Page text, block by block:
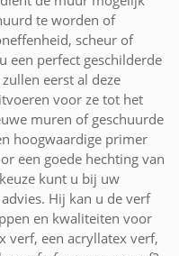
te worden of
scheur of
een perfect geschilderde
eerst al deze
voor ze tot het
muren of geschuurde
hoogwaardige primer
een goede hechting van
kunt u bij uw
Hij kan u de verf
en kwaliteiten voor
verf, een acryllatex verf,